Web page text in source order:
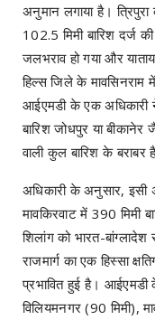
अनुमान लगाया है।
102.5 मिमी बारिश
जलभराव हो गया और
हिल्स जिले के मावसिनराम
आईएमडी के एक अधिकारी
बारिश जोधपुर या
वाली कुल बारिश के बराबर
अधिकारी के अनुसार,
मावकिरवाट में 390 मिमी
शिलांग को भारत-बांग्लादेश
राजमार्ग का एक हिस्सा
प्रभावित हुई है।
विलियमनगर (90 मिमी),